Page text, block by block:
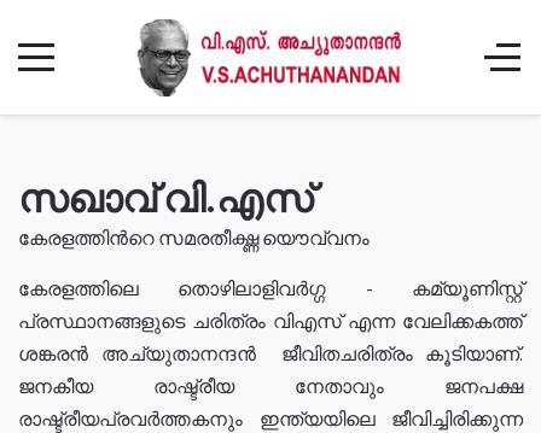
സഖാവ് വി.എസ്
കേരളത്തിൻറെ സമരതീക്ഷ്ണ യൌവ്വനം
കേരളത്തിലെ തൊഴിലാളിവർഗ്ഗ - കമ്യൂണിസ്റ്റ്
പ്രസ്ഥാനങ്ങളുടെ ചരിത്രം വിഎസ് എന്ന വേലിക്കകത്ത്
ശങ്കരൻ അച്യുതാനന്ദൻ ജീവിതചരിത്രം കൂടിയാണ്.
ജനകീയ രാഷ്ട്രീയ നേതാവും ജനപക്ഷ
രാഷ്ട്രീയപ്രവർത്തകനും ഇന്ത്യയിലെ ജീവിച്ചിരിക്കുന്ന